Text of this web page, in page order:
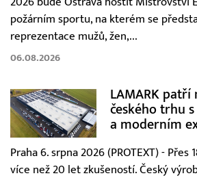
požárním sportu, na kterém se
reprezentace mužů, žen,...
06.08.2026
LAMARK
českého trhu
a moderním
Praha 6. srpna 2026 (PROTEXT) - Přes
více než 20 let zkušeností. Český